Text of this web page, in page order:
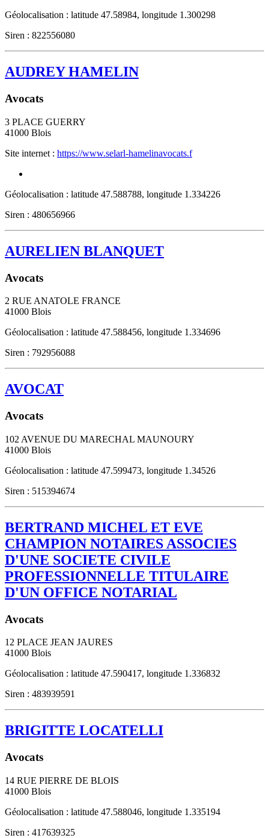
Géolocalisation : latitude 47.58984, longitude 1.300298
Siren : 822556080
AUDREY HAMELIN
Avocats
3 PLACE GUERRY
41000 Blois
Site internet : https://www.selarl-hamelinavocats.f
Géolocalisation : latitude 47.588788, longitude 1.334226
Siren : 480656966
AURELIEN BLANQUET
Avocats
2 RUE ANATOLE FRANCE
41000 Blois
Géolocalisation : latitude 47.588456, longitude 1.334696
Siren : 792956088
AVOCAT
Avocats
102 AVENUE DU MARECHAL MAUNOURY
41000 Blois
Géolocalisation : latitude 47.599473, longitude 1.34526
Siren : 515394674
BERTRAND MICHEL ET EVE
CHAMPION NOTAIRES ASSOCIES
D'UNE SOCIETE CIVILE
PROFESSIONNELLE TITULAIRE
D'UN OFFICE NOTARIAL
Avocats
12 PLACE JEAN JAURES
41000 Blois
Géolocalisation : latitude 47.590417, longitude 1.336832
Siren : 483939591
BRIGITTE LOCATELLI
Avocats
14 RUE PIERRE DE BLOIS
41000 Blois
Géolocalisation : latitude 47.588046, longitude 1.335194
Siren : 417639325